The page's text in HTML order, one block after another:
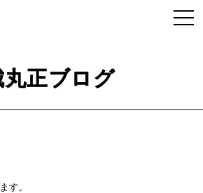
丸正ブログ
す。